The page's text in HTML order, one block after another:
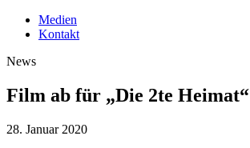
Medien
Kontakt
News
Film ab für „Die 2te Heimat“
28. Januar 2020